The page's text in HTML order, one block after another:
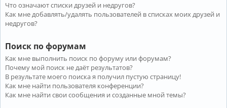
Что означают списки друзей и недругов?
Как мне добавлять/удалять пользователей в списках моих друзей и
недругов?
Поиск по форумам
Как мне выполнить поиск по форуму или форумам?
Почему мой поиск не даёт результатов?
В результате моего поиска я получил пустую страницу!
Как мне найти пользователя конференции?
Как мне найти свои сообщения и созданные мной темы?